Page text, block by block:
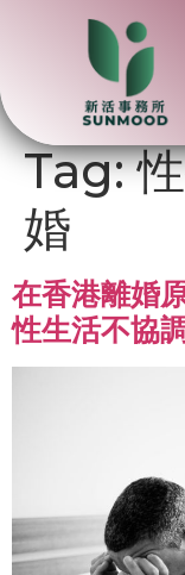
Tag:
婚
在香港離婚
性生活不協